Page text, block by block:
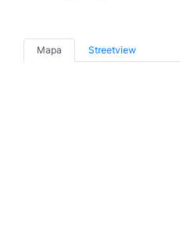
Mapa Streetview